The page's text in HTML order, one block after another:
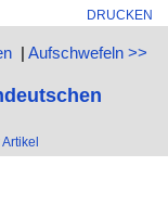
DRUCKEN
| Aufschwefeln >>